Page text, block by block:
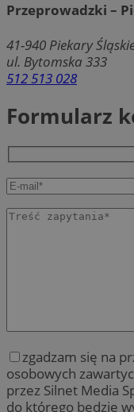
Przeprowadzki –
41-940 Piekary
ul. Bytomska 333
512 513 028
Formularz
zgadzam się na
osobowych
przez Silnet Media
do którego będzie